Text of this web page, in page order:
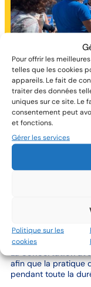
Pour offrir les
telles que les cookies
appareils. Le fait de
traiter des données
uniques sur ce site. Le
consentement peut
et fonctions.
Gérer les services
Politique sur les
cookies
Un
permanent
Une instance de
en place en 2012,
maritime Manche-
acteurs socio-
. Des
enjeux locaux.
Laconcertation
afin que la pratique
pendant toute la